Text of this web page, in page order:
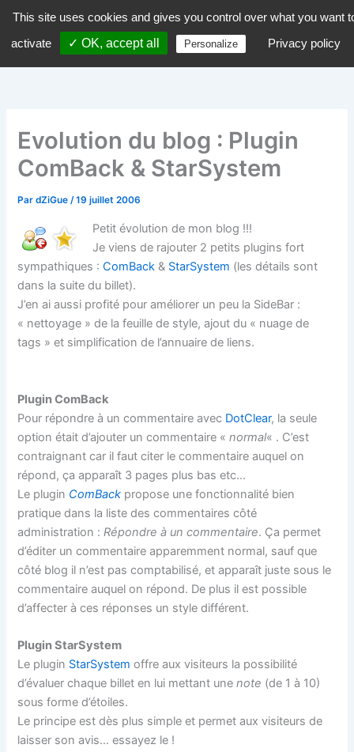
contenu
dZiGue
Evolution du blog : Plugin
ComBack & StarSystem
PardZiGue/19 juillet 2006
Petit évolution de mon blog !!!
Je viens de rajouter 2 petits plugins fort
sympathiques :ComBack & StarSystem (les détails sont
dans la suite du billet).
J’en ai aussi profité pour améliorer un peu la SideBar :
« nettoyage » de la feuille de style, ajout du « nuage de
tags » et simplification de l’annuaire de liens.
Plugin ComBack
Pour répondre à un commentaire avec DotClear, la seule
option était d’ajouter un commentaire «normal« . C’est
contraignant car il faut citer le commentaire auquel on
répond, ça apparaît 3 pages plus bas etc…
Le plugin ComBack propose une fonctionnalité bien
pratique dans la liste des commentaires côté
administration :Répondre à un commentaire. Ça permet
d’éditer un commentaire apparemment normal, sauf que
côté blog il n’est pas comptabilisé, et apparaît juste sous le
commentaire auquel on répond. De plus il est possible
d’affecter à ces réponses un style différent.
Plugin StarSystem
Le plugin StarSystem offre aux visiteurs la possibilité
d’évaluer chaque billet en lui mettant unenote (de 1 à 10)
sous forme d’étoiles.
Le principe est dès plus simple et permet aux visiteurs de
laisser son avis… essayez le !
This site uses cookies and gives you control over what you want
activate
✓ OK, accept all Personalize Privacy policy